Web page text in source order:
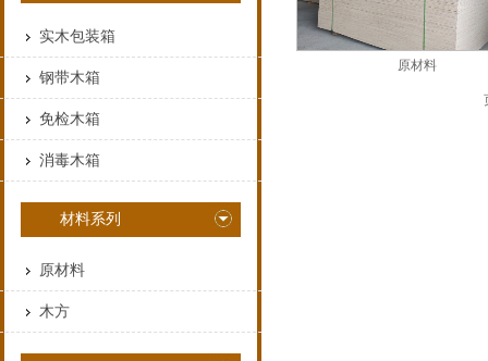
实木包装箱
钢带木箱
免检木箱
消毒木箱
材料系列
原材料
木方
原材料